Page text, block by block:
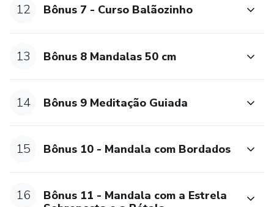
12 Bônus 7 - Curso Balãozinho
13 Bônus 8 Mandalas 50 cm
14 Bônus 9 Meditação Guiada
15 Bônus 10 - Mandala com Bordados
16
Bônus 11 - Mandala com a Estrela